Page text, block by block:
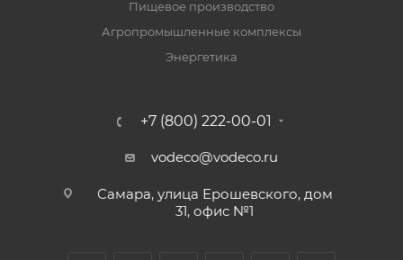
Пищевое производство
Агропромышленные комплексы
Энергетика
+7 (800) 222-00-01
vodeco@vodeco.ru
Самара, улица Ерошевского, дом
31, офис №1